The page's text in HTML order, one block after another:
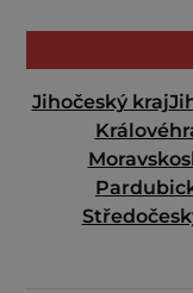
Jihočeský kraj